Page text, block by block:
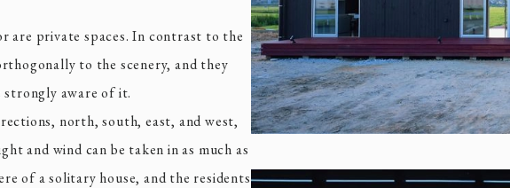
are private spaces. In contrast to the
to the scenery, and they
strongly aware of it.
north, south, east, and west,
and wind can be taken in as much as
of a solitary house, and the residents